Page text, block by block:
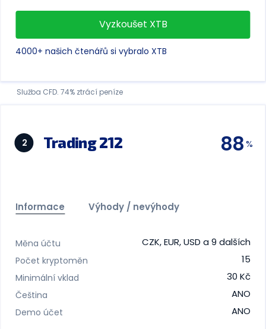
Vyzkoušet XTB
4000+ našich čtenářů si vybralo XTB
Služba CFD. 74% ztrácí peníze
2 Trading 212 88
Informace Výhody / nevýhody
Měna účtu CZK, EUR, USD a 9 dalších
Počet kryptoměn 15
Minimální vklad 30 Kč
Čeština ANO
Demo účet ANO